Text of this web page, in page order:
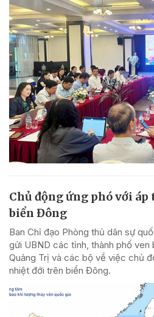
Chủ động ứng phó với
biển Đông
Ban Chỉ đạo Phòng thủ dân sự
gửi UBND các tỉnh, thành phố ven
Quảng Trị và các bộ về việc chủ
nhiệt đới trên biển Đông.